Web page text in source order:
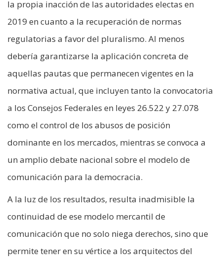
la propia inacción de las autoridades electas en
2019 en cuanto a la recuperación de normas
regulatorias a favor del pluralismo. Al menos
debería garantizarse la aplicación concreta de
aquellas pautas que permanecen vigentes en la
normativa actual, que incluyen tanto la convocatoria
a los Consejos Federales en leyes 26.522 y 27.078
como el control de los abusos de posición
dominante en los mercados, mientras se convoca a
un amplio debate nacional sobre el modelo de
comunicación para la democracia.
A la luz de los resultados, resulta inadmisible la
continuidad de ese modelo mercantil de
comunicación que no solo niega derechos, sino que
permite tener en su vértice a los arquitectos del